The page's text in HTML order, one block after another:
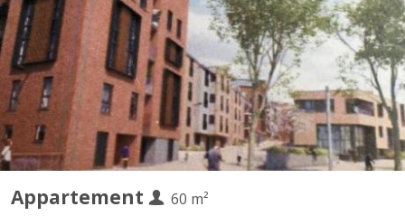
Appartement
60 m²
Furnished 1-bedroom apartment, built in 2020, centrally located
in a new residential complex in Courbevoie with views of the
gardens. 3 minutes (250m) from the Esplanade supermarket.
SNCB train station (300m). Bus station 11 minutes (900m). E411
motorway at the parking lot exit. Living room with...